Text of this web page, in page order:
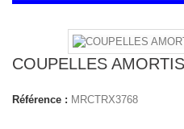
COUPELLES
Référence : MRCTRX3768